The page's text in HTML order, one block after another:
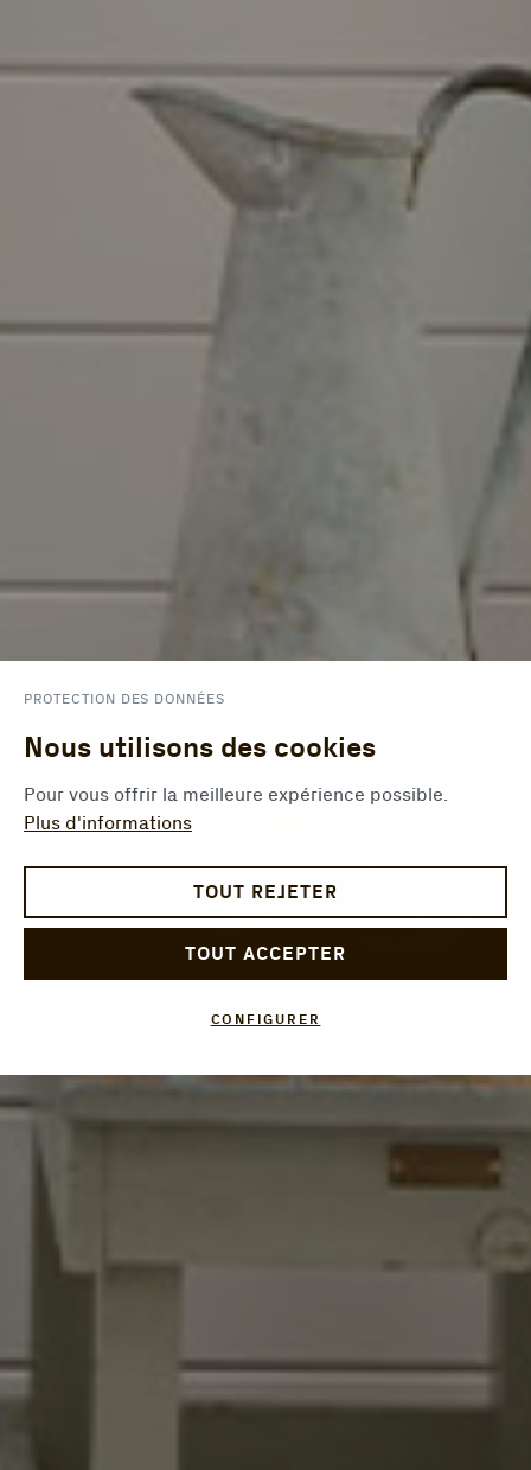
PROTECTION DES DONNÉES
Nous utilisons des cookies
Pour vous offrir la meilleure expérience possible.
Plus d'informations
TOUT REJETER
TOUT ACCEPTER
CONFIGURER